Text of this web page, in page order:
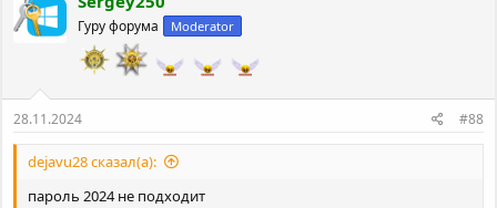
Гуру форума Moderator
28.11.2024 #88
dejavu28 сказал(а):
пароль 2024 не подходит